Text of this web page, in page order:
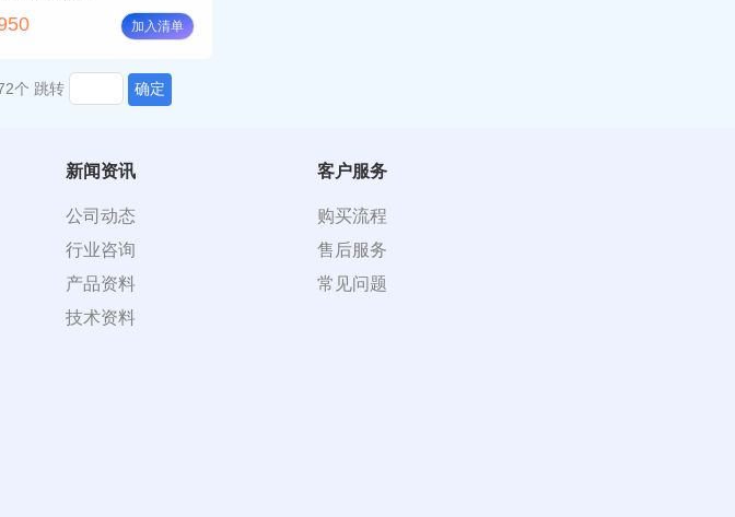
加入清单
个 跳转 确定
新闻资讯
公司动态
行业咨询
产品资料
技术资料
客户服务
购买流程
售后服务
常见问题